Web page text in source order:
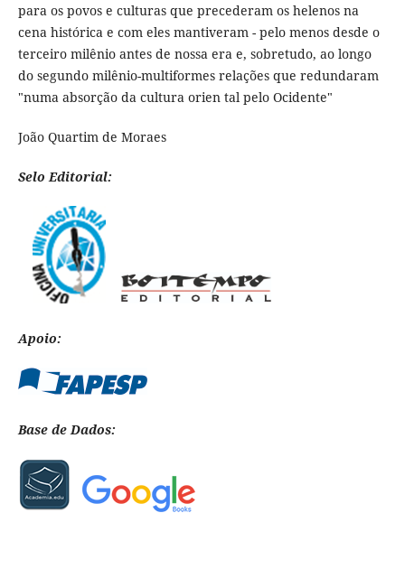
para os povos e culturas que precederam os helenos na
cena histórica e com eles mantiveram - pelo menos desde o
terceiro milênio antes de nossa era e, sobretudo, ao longo
do segundo milênio-multiformes relações que redundaram
"numa absorção da cultura orien tal pelo Ocidente"
João Quartim de Moraes
Selo Editorial:
Apoio:
Base de Dados: